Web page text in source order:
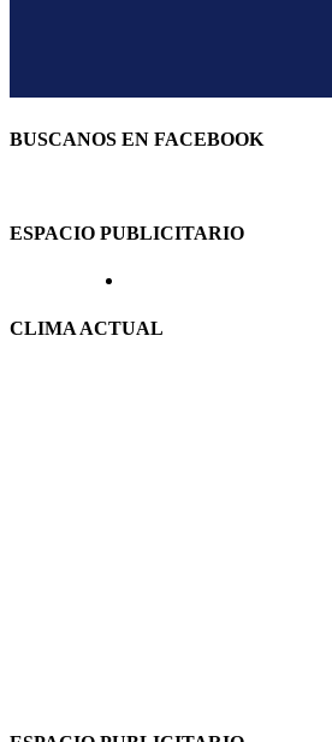
BUSCANOS EN FACEBOOK
ESPACIO PUBLICITARIO
CLIMA ACTUAL